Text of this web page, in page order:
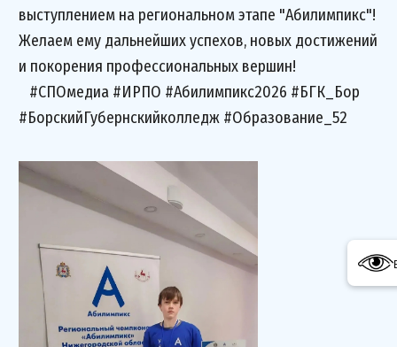
выступлением на региональном этапе "Абилимпикс"!
Желаем ему дальнейших успехов, новых достижений
и покорения профессиональных вершин!
#СПОмедиа #ИРПО #Абилимпикс2026 #БГК_Бор
#БорскийГубернскийколледж #Образование_52